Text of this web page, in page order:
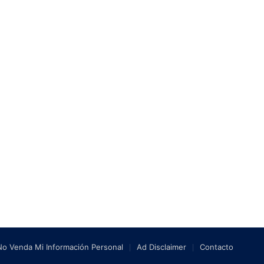
Venda Mi Información Personal Ad Disclaimer Contacto